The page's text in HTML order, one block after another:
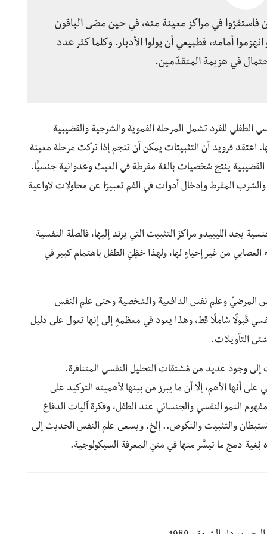
فاستقرّوا في مراكز معينة منه، في حين مضى الباقون
أمامه، فطبيعي أن يولوا الأدبار. وكلما كثر عدد
في هزيمة المتقدّمين.
الطفلي للفرد تشمل المرحلة الفموية والشرجية والقضيبية
اعتقد فرويد أن التثبيتات يمكن أن تنجم إذا تركت مرحلة معينة
القضيبية ينتج شخصيات بالغة مفرطة في العبث وعدوانية جنسيًّا.
المفرط وإدخال أدوات في الفم تعبيرًا عن محاولات لاواعية
يجد الليبيدو مراكزَ التثبيت التي يرتد إليها، فالصلة النفسية
من غير إحياءٍ لها، ولهذا حَظِيَ الطفل باهتمام كبير في
المرضيِّ وعلم نفس الدافعية والشخصية وحتى علم النفس
قَبولًا شاملًا قط، وهذا يعود في معظمهِ إلى إنها تعول على دليل
التأويلات.
وجود عديد من مُشتقات التحليل النفسي المتنافرة.
أنها الأهم، إلّا أن ما يبرز من بينها لأهميته التوكيد على
النمو النفسي والجنساني عند الطفل، وفكرة آليات الدفاع
والتثبيت والنكوص.. إلخ. ويسعى علم النفس الحديث إلى
دمج ما تيسَّر منها في متنِ المعرفة السيكولوجية.